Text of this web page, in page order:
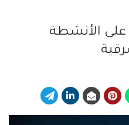
على الأنشطة